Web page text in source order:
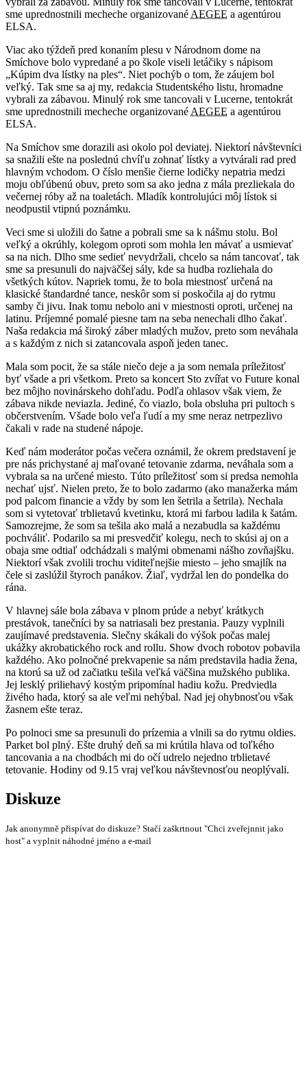
sme uprednostnili mecheche organizované AEGEE a agentúrou
ELSA.
Viac ako týždeň pred konaním plesu v Národnom dome na
Smíchove bolo vypredané a po škole viseli letáčiky s nápisom
„Kúpim dva lístky na ples“. Niet pochýb o tom, že záujem bol
veľký. Tak sme sa aj my, redakcia Studentského listu, hromadne
vybrali za zábavou. Minulý rok sme tancovali v Lucerne, tentokrát
sme uprednostnili mecheche organizované AEGEE a agentúrou
ELSA.
Na Smíchov sme dorazili asi okolo pol deviatej. Niektorí návštevníci
sa snažili ešte na poslednú chvíľu zohnať lístky a vytvárali rad pred
hlavným vchodom. O číslo menšie čierne lodičky nepatria medzi
moju obľúbenú obuv, preto som sa ako jedna z mála prezliekala do
večernej róby až na toaletách. Mladík kontrolujúci môj lístok si
neodpustil vtipnú poznámku.
Veci sme si uložili do šatne a pobrali sme sa k nášmu stolu. Bol
veľký a okrúhly, kolegom oproti som mohla len mávať a usmievať
sa na nich. Dlho sme sedieť nevydržali, chcelo sa nám tancovať, tak
sme sa presunuli do najväčšej sály, kde sa hudba rozliehala do
všetkých kútov. Napriek tomu, že to bola miestnosť určená na
klasické štandardné tance, neskôr som si poskočila aj do rytmu
samby či jivu. Inak tomu nebolo ani v miestnosti oproti, určenej na
latinu. Príjemné pomalé piesne tam na seba nenechali dlho čakať.
Naša redakcia má široký záber mladých mužov, preto som neváhala
a s každým z nich si zatancovala aspoň jeden tanec.
Mala som pocit, že sa stále niečo deje a ja som nemala príležitosť
byť všade a pri všetkom. Preto sa koncert Sto zvířat vo Future konal
bez môjho novinárskeho dohľadu. Podľa ohlasov však viem, že
zábava nikde neviazla. Jediné, čo viazlo, bola obsluha pri pultoch s
občerstvením. Všade bolo veľa ľudí a my sme neraz netrpezlivo
čakali v rade na studené nápoje.
Keď nám moderátor počas večera oznámil, že okrem predstavení je
pre nás prichystané aj maľované tetovanie zdarma, neváhala som a
vybrala sa na určené miesto. Túto príležitosť som si predsa nemohla
nechať ujsť. Nielen preto, že to bolo zadarmo (ako manažerka mám
pod palcom financie a vždy by som len šetrila a šetrila). Nechala
som si vytetovať trblietavú kvetinku, ktorá mi farbou ladila k šatám.
Samozrejme, že som sa tešila ako malá a nezabudla sa každému
pochváliť. Podarilo sa mi presvedčiť kolegu, nech to skúsi aj on a
obaja sme odtiaľ odchádzali s malými obmenami nášho zovňajšku.
Niektorí však zvolili trochu viditeľnejšie miesto – jeho smajlík na
čele si zaslúžil štyroch panákov. Žiaľ, vydržal len do pondelka do
rána.
V hlavnej sále bola zábava v plnom prúde a nebyť krátkych
prestávok, tanečníci by sa natriasali bez prestania. Pauzy vyplnili
zaujímavé predstavenia. Slečny skákali do výšok počas malej
ukážky akrobatického rock and rollu. Show dvoch robotov pobavila
každého. Ako polnočné prekvapenie sa nám predstavila hadia žena,
na ktorú sa už od začiatku tešila veľká väčšina mužského publika.
Jej lesklý priliehavý kostým pripomínal hadiu kožu. Predviedla
živého hada, ktorý sa ale veľmi nehýbal. Nad jej ohybnosťou však
žasnem ešte teraz.
Po polnoci sme sa presunuli do prízemia a vlnili sa do rytmu oldies.
Parket bol plný. Ešte druhý deň sa mi krútila hlava od toľkého
tancovania a na chodbách mi do očí udrelo nejedno trblietavé
tetovanie. Hodiny od 9.15 vraj veľkou návštevnosťou neoplývali.
Diskuze
Jak anonymně přispívat do diskuze? Stačí zaškrtnout "Chci zveřejnnit jako
host" a vyplnit náhodné jméno a e-mail